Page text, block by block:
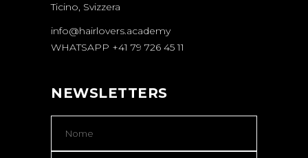
Ticino, Svizzera
info@hairlovers.academy
WHATSAPP +41 79 726 45 11
NEWSLETTERS